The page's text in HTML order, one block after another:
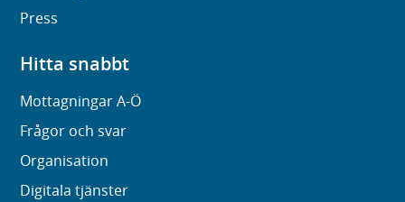
Press
Hitta snabbt
Mottagningar A-Ö
Frågor och svar
Organisation
Digitala tjänster